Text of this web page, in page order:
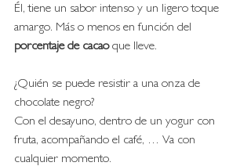
Él, tiene un sabor intenso y un ligero toque
amargo. Más o menos en función del
porcentaje de cacao que lleve.
¿Quién se puede resistir a una onza de
chocolate negro?
Con el desayuno, dentro de un yogur con
fruta, acompañando el café, … Va con
cualquier momento.